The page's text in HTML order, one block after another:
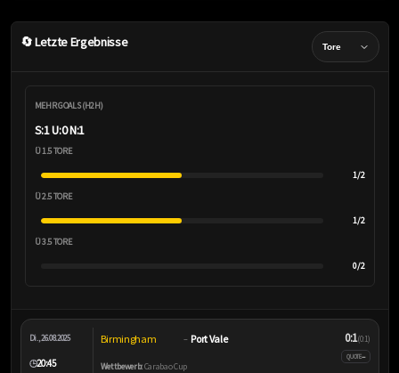
🔄 Letzte Ergebnisse
MEHR GOALS (H2H)
S:1 U:0 N:1
Ü 1.5 TORE
1/2
Ü 2.5 TORE
1/2
Ü 3.5 TORE
0/2
Di., 26.08.2025
🕒20:45
Birmingham – Port Vale
Wettbewerb:Carabao Cup
0:1(0:1)
QUOTE–